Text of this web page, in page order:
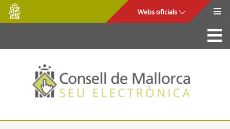
Salta al contingut principal
Consell
de
Mallorca
Webs oficials
La Seu
Consell de Mallorca
Accés i seguretat
Utilitats